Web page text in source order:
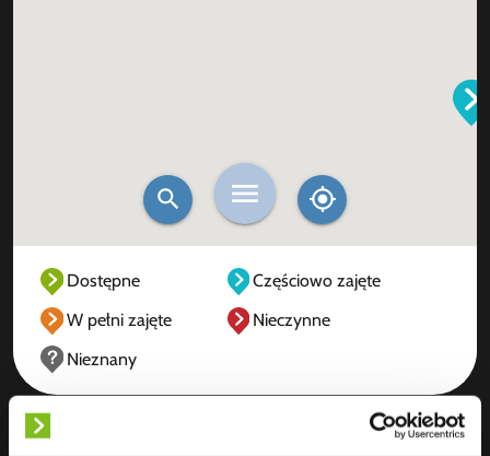
Dostępne
Częściowo zajęte
W pełni zajęte
Nieczynne
Nieznany